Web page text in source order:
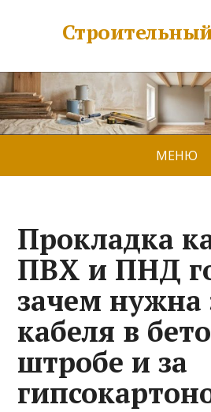
МЕНЮ
Прокладка
ПВХ и ПНД
зачем нужна
кабеля в
штробе и за